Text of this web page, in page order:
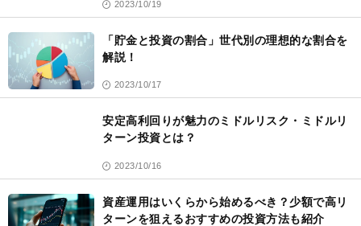
2023/10/19
「貯金と投資の割合」世代別の理想的な割合を
解説！
2023/10/17
安定高利回りが魅力のミドルリスク・ミドルリ
ターン投資とは？
2023/10/16
資産運用はいくらから始めるべき？少額で高リ
ターンを狙えるおすすめの投資方法も紹介